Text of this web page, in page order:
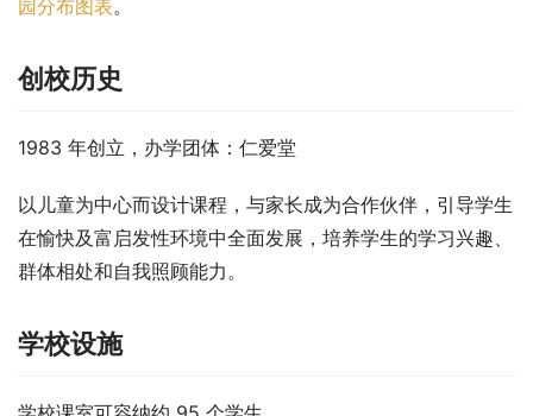
园分布图表。
创校历史
1983 年创立，办学团体：仁爱堂
以儿童为中心而设计课程，与家长成为合作伙伴，引导学生
在愉快及富启发性环境中全面发展，培养学生的学习兴趣、
群体相处和自我照顾能力。
学校设施